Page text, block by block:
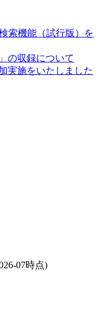
索機能（試行版）を
の収録について
実施をいたしました
07時点)